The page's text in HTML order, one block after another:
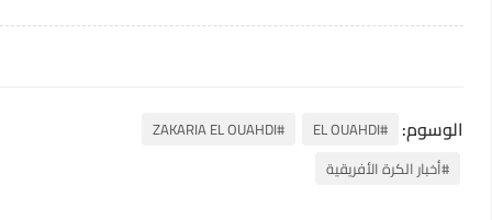
الوسوم: #EL OUAHDI
#أخبار الكرة الأفريقية